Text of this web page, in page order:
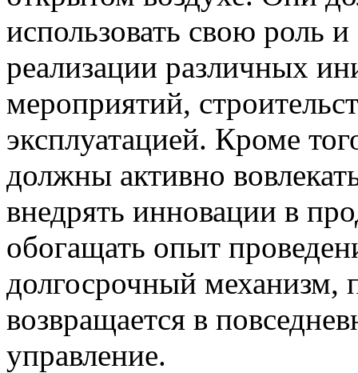
использовать свою роль и
реализации различных
мероприятий,
эксплуатацией. Кроме
должны активно
внедрять инновации в
обогащать опыт
долгосрочный механизм,
возвращается в
управление.